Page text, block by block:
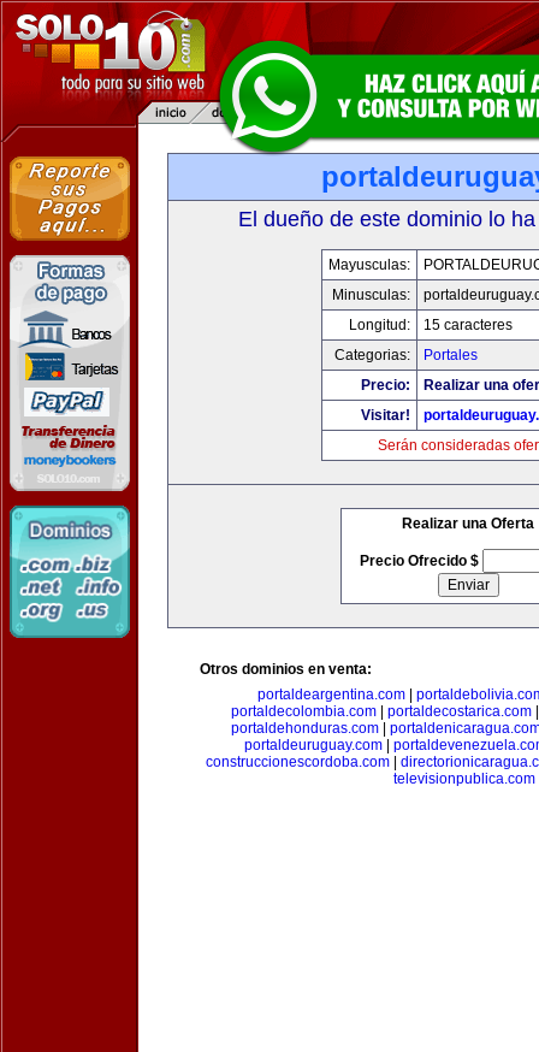
El dueño de este dominio lo
Mayusculas:
Minusculas:
Longitud:
15 caracteres
Categorias:
Portales
Precio:
Realizar una
Visitar!
Serán consideradas
Realizar una Oferta
Precio Ofrecido $
Otros dominios en venta:
portaldeargentina.com|
portaldecolombia.com
portaldecostarica.com
portaldehonduras.com|
portaldeuruguay.com|
construccionescordoba.com|
televisionpublica.com